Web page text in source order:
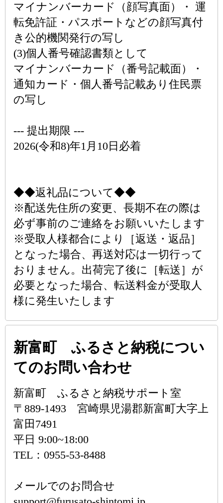
マイナンバーカード（顔写真面）・ 運
転免許証・パスポートなどの顔写真付
き公的機関発行の写し
(3)個人番号確認書類として
マイナンバーカード（番号記載面）・
通知カード・個人番号記載あり住民票
の写し
--- 提出期限 ---
2026(令和8)年1月10日必着
◆◆返礼品について◆◆
※配送先住所の変更、長期不在の際は
必ず事前のご連絡をお願いいたします
※受取人様都合により［返送・返品］
となった場合、再送対応は一切行って
おりません。出荷完了後に［転送］が
必要となった場合、転送料金が受取人
様に発生いたします
新富町 ふるさと納税につい
てのお問い合わせ
新富町 ふるさと納税サポート室
〒889-1493 宮崎県児湯郡新富町大字上
富田7491
平日 9:00~18:00
TEL：0955-53-8488
メールでのお問合せ